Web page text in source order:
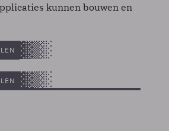
kunnen bouwen en